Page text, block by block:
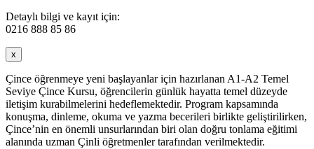
Detaylı bilgi ve kayıt için:
0216 888 85 86
x
Çince öğrenmeye yeni başlayanlar için hazırlanan A1-A2 Temel
Seviye Çince Kursu, öğrencilerin günlük hayatta temel düzeyde
iletişim kurabilmelerini hedeflemektedir. Program kapsamında
konuşma, dinleme, okuma ve yazma becerileri birlikte geliştirilirken,
Çince’nin en önemli unsurlarından biri olan doğru tonlama eğitimi
alanında uzman Çinli öğretmenler tarafından verilmektedir.